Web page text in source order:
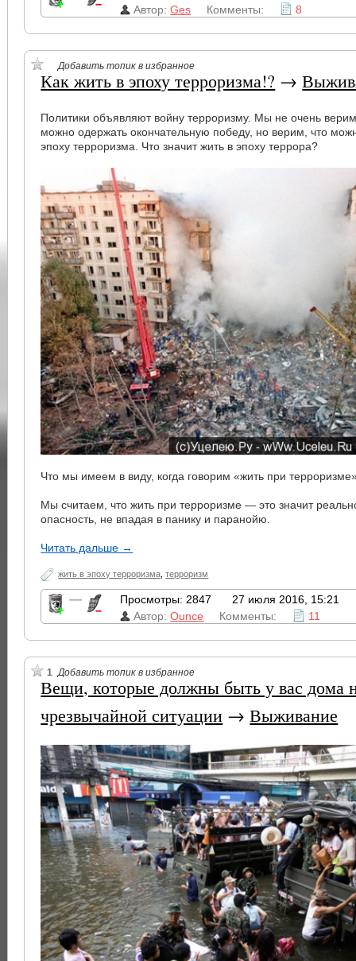
Автор:Ges Комменты: 8
Добавить топик в избранное
Как жить в эпоху терроризма!? →
Политики объявляют войну терроризму. Мы не очень
можно одержать окончательную победу, но верим, что
эпоху терроризма. Что значит жить в эпоху террора?
Что мы имеем в виду, когда говорим «жить при
Мы считаем, что жить при терроризме — это значит
опасность, не впадая в панику и паранойю.
Читать дальше →
жить в эпоху терроризма ,терроризм
— Просмотры: 2847
27 июля 2016, 15:21
Автор:Ounce Комменты: 11
1 Добавить топик в избранное
Вещи, которые должны быть у вас дома
чрезвычайной ситуации →Выживание